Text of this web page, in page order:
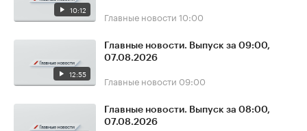
10:12 Главные новости 10:00
12:55
Главные новости. Выпуск за 09:00,
07.08.2026
Главные новости 09:00
Главные новости. Выпуск за 08:00,
07.08.2026